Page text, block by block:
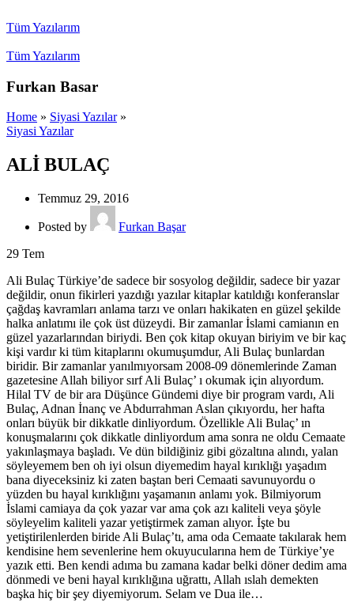
Tüm Yazılarım
Tüm Yazılarım
Furkan Basar
Home » Siyasi Yazılar»
Siyasi Yazılar
ALİ BULAÇ
Temmuz 29, 2016
Posted by
Furkan Başar
29 Tem
Ali Bulaç Türkiye’de sadece bir sosyolog değildir, sadece bir yazar
değildir, onun fikirleri yazdığı yazılar kitaplar katıldığı konferanslar
çağdaş kavramları anlama tarzı ve onları hakikaten en güzel şekilde
halka anlatımı ile çok üst düzeydi. Bir zamanlar İslami camianın en
güzel yazarlarından biriydi. Ben çok kitap okuyan biriyim ve bir kaç
kişi vardır ki tüm kitaplarını okumuşumdur, Ali Bulaç bunlardan
biridir. Bir zamanlar yanılmıyorsam 2008-09 dönemlerinde Zaman
gazetesine Allah biliyor sırf Ali Bulaç’ ı okumak için alıyordum.
Hilal TV de bir ara Düşünce Gündemi diye bir program vardı, Ali
Bulaç, Adnan İnanç ve Abdurrahman Aslan çıkıyordu, her hafta
onları büyük bir dikkatle dinliyordum. Özellikle Ali Bulaç’ ın
konuşmalarını çok dikkatle dinliyordum ama sonra ne oldu Cemaate
yakınlaşmaya başladı. Ve dün bildiğiniz gibi gözaltına alındı, yalan
söyleyemem ben oh iyi olsun diyemedim hayal kırıklığı yaşadım
bana diyeceksiniz ki zaten baştan beri Cemaati savunuyordu o
yüzden bu hayal kırıklığını yaşamanın anlamı yok. Bilmiyorum
İslami camiaya da çok yazar var ama çok azı kaliteli veya şöyle
söyleyelim kaliteli yazar yetiştirmek zaman alıyor. İşte bu
yetiştirilenlerden biride Ali Bulaç’tı, ama oda Cemaate takılarak hem
kendisine hem sevenlerine hem okuyucularına hem de Türkiye’ye
yazık etti. Ben kendi adıma bu zamana kadar belki döner dedim ama
dönmedi ve beni hayal kırıklığına uğrattı, Allah ıslah demekten
başka hiç bir şey diyemiyorum. Selam ve Dua ile…